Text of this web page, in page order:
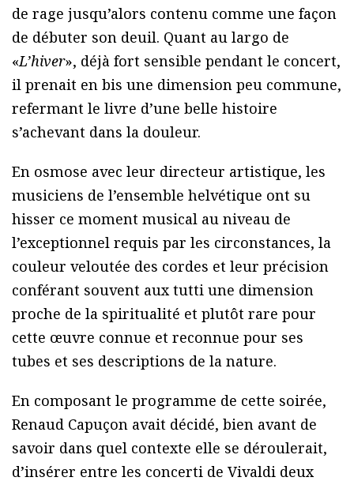
de rage jusqu’alors contenu comme une façon
de débuter son deuil. Quant au largo de
«L’hiver», déjà fort sensible pendant le concert,
il prenait en bis une dimension peu commune,
refermant le livre d’une belle histoire
s’achevant dans la douleur.
En osmose avec leur directeur artistique, les
musiciens de l’ensemble helvétique ont su
hisser ce moment musical au niveau de
l’exceptionnel requis par les circonstances, la
couleur veloutée des cordes et leur précision
conférant souvent aux tutti une dimension
proche de la spiritualité et plutôt rare pour
cette œuvre connue et reconnue pour ses
tubes et ses descriptions de la nature.
En composant le programme de cette soirée,
Renaud Capuçon avait décidé, bien avant de
savoir dans quel contexte elle se déroulerait,
d’insérer entre les concerti de Vivaldi deux